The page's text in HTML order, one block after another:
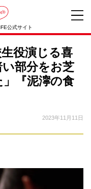
公式サイト
役演じる喜
部分をお芝
『泥濘の食
2023年11月11日